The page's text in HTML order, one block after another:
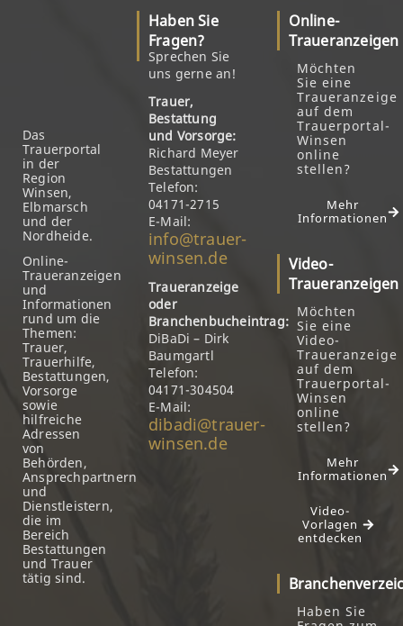
Das
Trauerportal
in der
Region
Winsen,
Elbmarsch
und der
Nordheide.
Online-
Traueranzeigen
und
Informationen
rund um die
Themen:
Trauer,
Trauerhilfe,
Bestattungen,
Vorsorge
sowie
hilfreiche
Adressen
von
Behörden,
Ansprechpartnern
und
Dienstleistern,
die im
Bereich
Bestattungen
und Trauer
tätig sind.
Haben Sie
Fragen?
Sprechen Sie
uns gerne an!
Trauer,
Bestattung
und Vorsorge:
Richard Meyer
Bestattungen
Telefon:
04171-2715
E-Mail:
info@trauer-
winsen.de
Traueranzeige
oder
Branchenbucheintrag:
DiBaDi – Dirk
Baumgartl
Telefon:
04171-304504
E-Mail:
dibadi@trauer-
winsen.de
Online-
Traueranzeigen
Möchten
Sie eine
Traueranzeige
auf dem
Trauerportal-
Winsen
online
stellen?
Mehr
Informationen
Video-
Traueranzeigen
Möchten
Sie eine
Video-
Traueranzeige
auf dem
Trauerportal-
Winsen
online
stellen?
Mehr
Informationen
Video-
Vorlagen
entdecken
Haben Sie